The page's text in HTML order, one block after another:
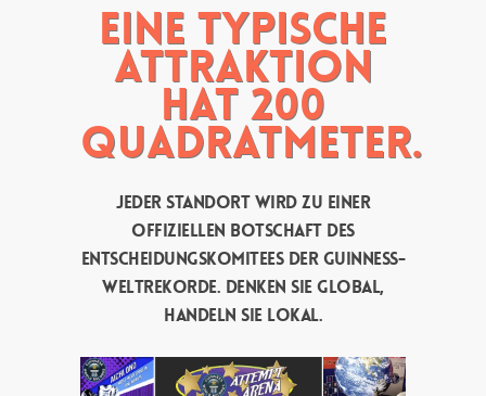
Eine typische
Attraktion
hat 200
Quadratmeter.
Jeder Standort wird zu einer
offiziellen Botschaft des
Entscheidungskomitees der Guinness-
Weltrekorde. Denken Sie global,
handeln Sie lokal.